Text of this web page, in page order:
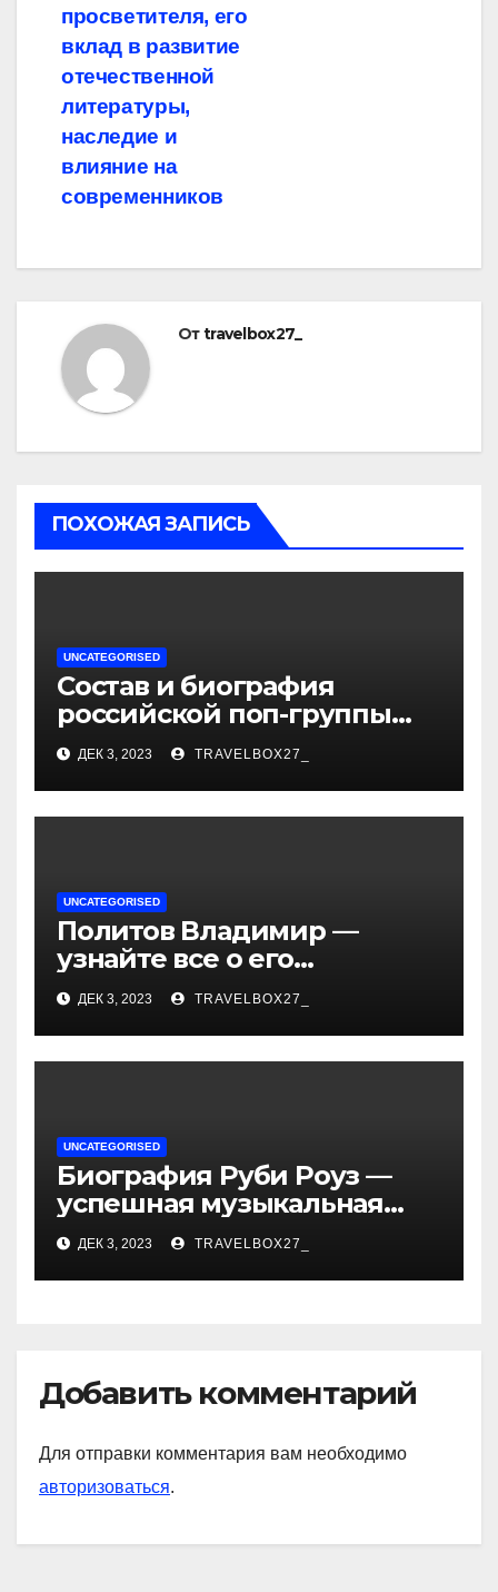
просветителя, его
вклад в развитие
отечественной
литературы,
наследие и
влияние на
современников
Отtravelbox27_
ПОХОЖАЯ ЗАПИСЬ
UNCATEGORISED
Состав и биография
российской поп-группы
«Иванушки интернешнл»
— история успеха, музыка
и судьбы участников
ДЕК 3, 2023 TRAVELBOX27_
UNCATEGORISED
Политов Владимир —
узнайте все о его
биографии, возрасте и
впечатляющих
достижениях!
ДЕК 3, 2023 TRAVELBOX27_
UNCATEGORISED
Биография Руби Роуз —
успешная музыкальная
карьера, личная жизнь и
знаковые достижения
ДЕК 3, 2023 TRAVELBOX27_
Добавить комментарий
Для отправки комментария вам необходимо
авторизоваться.